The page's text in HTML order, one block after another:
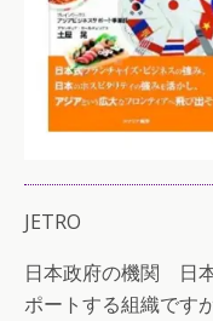
JETRO
日本政府の機関 日
ポートする組織です